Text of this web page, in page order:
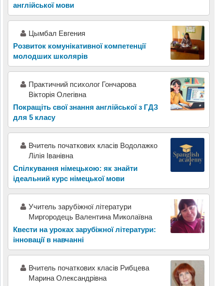
англійської мови
Цымбал Евгения
Розвиток комунікативної компетенції
молодших школярів
Практичний психолог Гончарова
Вікторія Олегівна
Покращіть свої знання англійської з ГДЗ
для 5 класу
Вчитель початкових класів Водолажко
Лілія Іванівна
Спілкування німецькою: як знайти
ідеальний курс німецької мови
Учитель зарубіжної літератури
Миргородець Валентина Миколаївна
Квести на уроках зарубіжної літератури:
інновації в навчанні
Вчитель початкових класів Рибцева
Марина Олександрівна